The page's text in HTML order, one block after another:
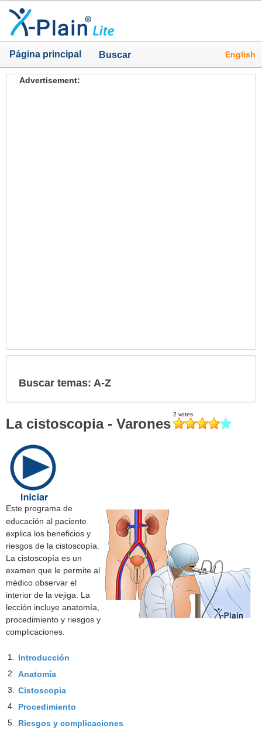
Página principal Buscar English
Advertisement:
Buscar temas: A-Z
La cistoscopia - Varones
Este programa de
educación al paciente
explica los beneficios y
riesgos de la cistoscopía.
La cistoscopía es un
examen que le permite al
médico observar el
interior de la vejiga. La
lección incluye anatomía,
procedimiento y riesgos y
complicaciones.
1. Introducción
2. Anatomía
3. Cistoscopia
4. Procedimiento
5. Riesgos y complicaciones